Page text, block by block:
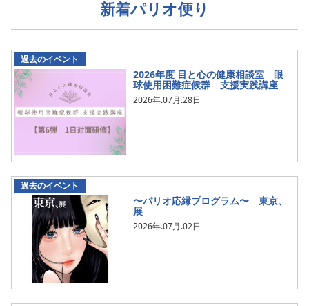
新着パリオ便り
過去のイベント
2026年度 目と心の健康相談室 眼
球使用困難症候群 支援実践講座
2026年.07月.28日
過去のイベント
〜パリオ応縁プログラム〜 東京、
展
2026年.07月.02日